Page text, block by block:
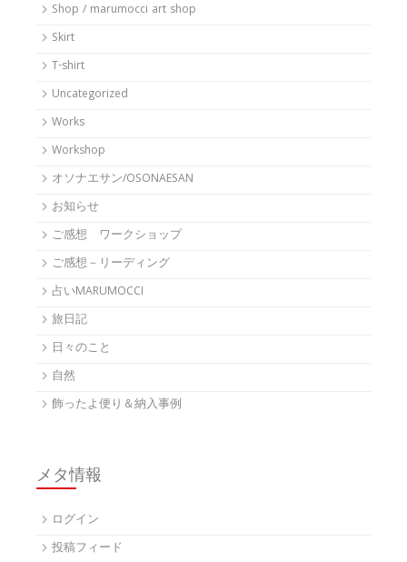
Shop / marumocci art shop
Skirt
T-shirt
Uncategorized
Works
Workshop
オソナエサン/OSONAESAN
お知らせ
ご感想 ワークショップ
ご感想－リーディング
占いMARUMOCCI
旅日記
日々のこと
自然
飾ったよ便り＆納入事例
メタ情報
ログイン
投稿フィード